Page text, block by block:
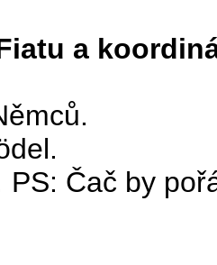
a
Čač by